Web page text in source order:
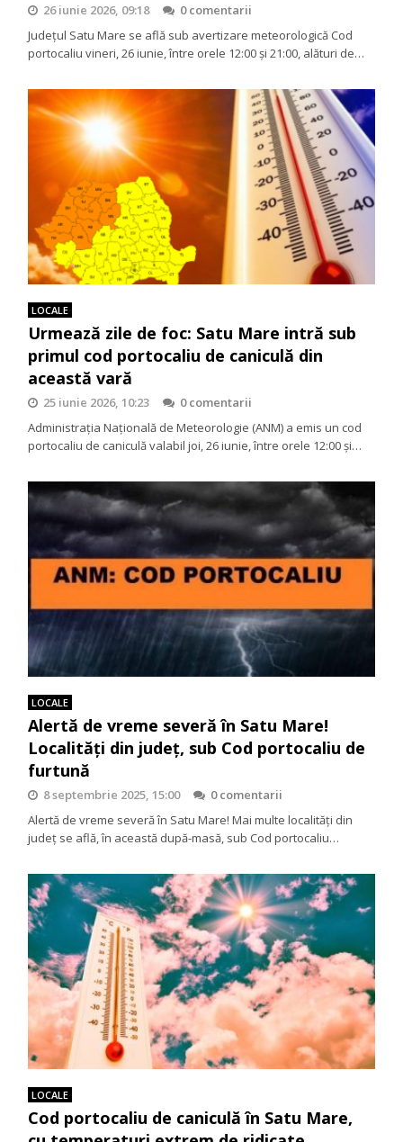
26 iunie 2026, 09:18
0 comentarii
Județul Satu Mare se află sub avertizare meteorologică Cod
portocaliu vineri, 26 iunie, între orele 12:00 și 21:00, alături de…
LOCALE
Urmează zile de foc: Satu Mare intră sub
primul cod portocaliu de caniculă din
această vară
25 iunie 2026, 10:23
0 comentarii
Administrația Națională de Meteorologie (ANM) a emis un cod
portocaliu de caniculă valabil joi, 26 iunie, între orele 12:00 și…
LOCALE
Alertă de vreme severă în Satu Mare!
Localități din județ, sub Cod portocaliu de
furtună
8 septembrie 2025, 15:00
0 comentarii
Alertă de vreme severă în Satu Mare! Mai multe localități din
județ se află, în această după-masă, sub Cod portocaliu…
LOCALE
Cod portocaliu de caniculă în Satu Mare,